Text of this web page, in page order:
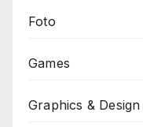
Foto
Games
Graphics & Design